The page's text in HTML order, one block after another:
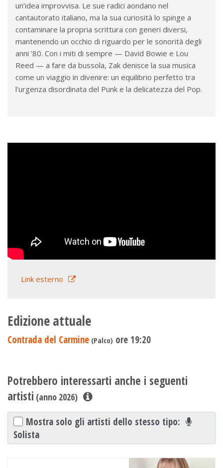
un’idea improvvisa. Le sue radici aondano nel
cantautorato italiano, ma la sua curiosità lo spinge a
contaminare la propria scrittura con generi diversi,
mantenendo un occhio di riguardo per le sonorità degli
anni ’80. Con i miti di sempre — David Bowie e Lou
Reed — a fare da bussola, Zak denisce la sua musica
come un viaggio in divenire: un equilibrio perfetto tra
l'urgenza disordinata del Punk e la delicatezza del Pop.
Link esterno
Edizione attuale
Contrada del Carmine (Palco) ore 19:20
Potrebbero interessarti anche i seguenti
artisti (anno 2026)
Mostra solo gli artisti dello stesso tipo:
Solista